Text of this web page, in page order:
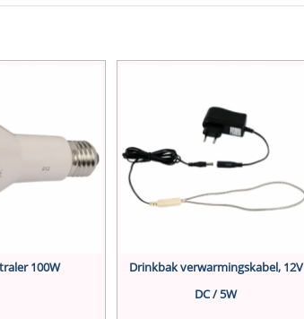
100W
Drinkbak verwarmingskabel, 12V
DC / 5W